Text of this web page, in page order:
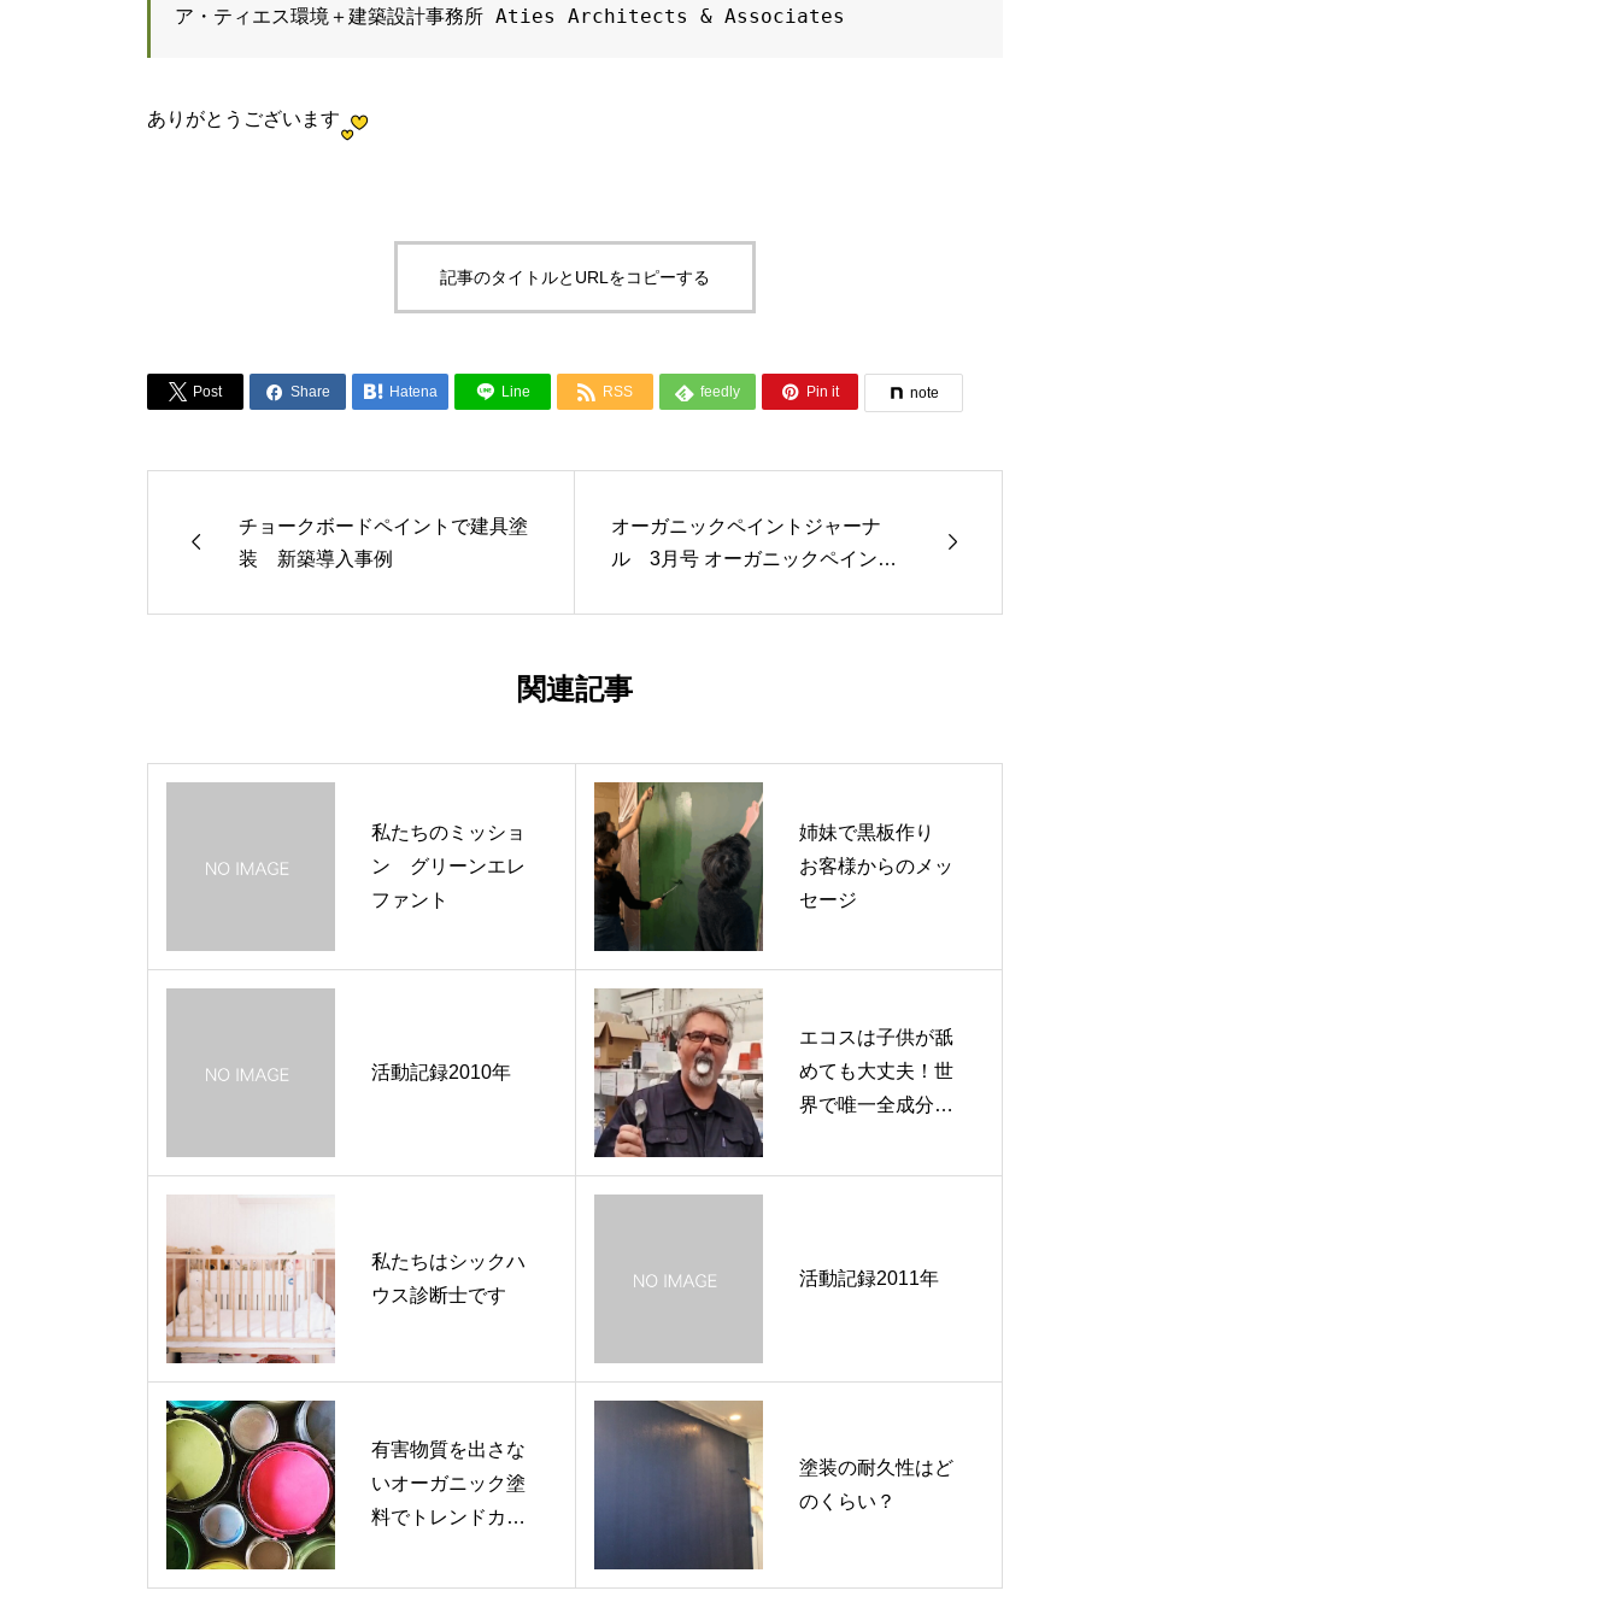
ア・ティエス環境＋建築設計事務所 Aties Architects & Associates
ありがとうございます
記事のタイトルとURLをコピーする
 Post  Share  Hatena Line  RSS  feedly  Pin it note

チョークボードペイントで建具塗
装 新築導入事例
オーガニックペイントジャーナ
ル 3月号 オーガニックペイント

関連記事
私たちのミッショ
ン グリーンエレ
ファント
姉妹で黒板作り
お客様からのメッ
セージ
活動記録2010年
エコスは子供が舐
めても大丈夫！世
界で唯一全成分を
塗料
私たちはシックハ
ウス診断士です
活動記録2011年
有害物質を出さな
いオーガニック塗
料でトレンドカラ
う！
塗装の耐久性はど
のくらい？